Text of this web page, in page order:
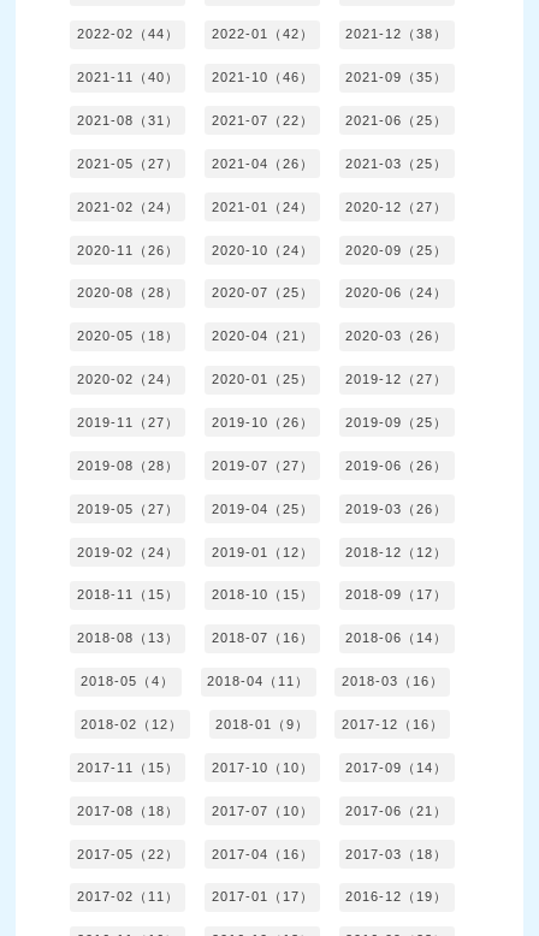
2022-02（44） 2022-01（42） 2021-12（38）
2021-11（40） 2021-10（46） 2021-09（35）
2021-08（31） 2021-07（22） 2021-06（25）
2021-05（27） 2021-04（26） 2021-03（25）
2021-02（24） 2021-01（24） 2020-12（27）
2020-11（26） 2020-10（24） 2020-09（25）
2020-08（28） 2020-07（25） 2020-06（24）
2020-05（18） 2020-04（21） 2020-03（26）
2020-02（24） 2020-01（25） 2019-12（27）
2019-11（27） 2019-10（26） 2019-09（25）
2019-08（28） 2019-07（27） 2019-06（26）
2019-05（27） 2019-04（25） 2019-03（26）
2019-02（24） 2019-01（12） 2018-12（12）
2018-11（15） 2018-10（15） 2018-09（17）
2018-08（13） 2018-07（16） 2018-06（14）
2018-05（4） 2018-04（11） 2018-03（16）
2018-02（12） 2018-01（9） 2017-12（16）
2017-11（15） 2017-10（10） 2017-09（14）
2017-08（18） 2017-07（10） 2017-06（21）
2017-05（22） 2017-04（16） 2017-03（18）
2017-02（11） 2017-01（17） 2016-12（19）